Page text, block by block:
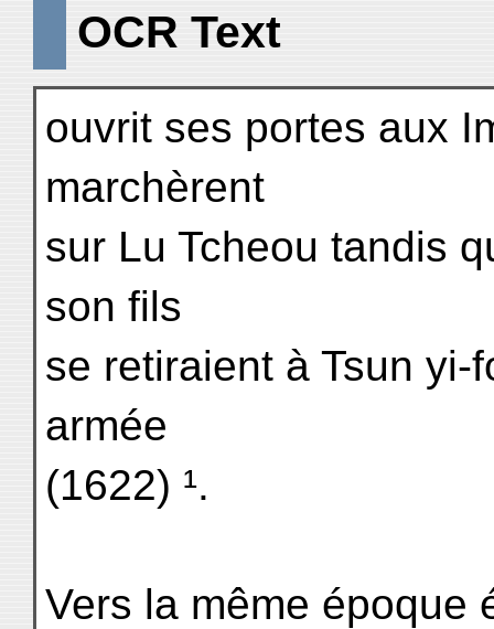
OCR Text
ouvrit ses portes aux
marchèrent
sur Lu Tcheou tandis
son fils
se retiraient à Tsun
armée
(1622) ¹.
Vers la même époque